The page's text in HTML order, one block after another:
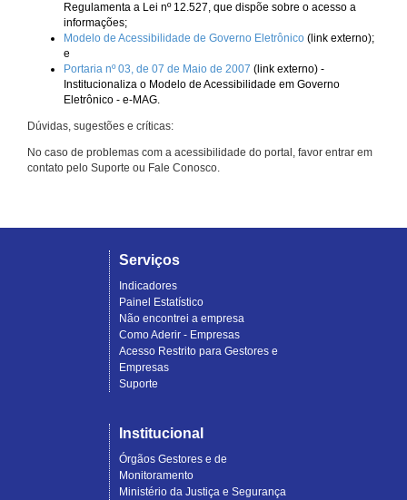
Regulamenta a Lei nº 12.527, que dispõe sobre o acesso a
informações;
Modelo de Acessibilidade de Governo Eletrônico (link externo);
e
Portaria nº 03, de 07 de Maio de 2007 (link externo) -
Institucionaliza o Modelo de Acessibilidade em Governo
Eletrônico - e-MAG.
Dúvidas, sugestões e críticas:
No caso de problemas com a acessibilidade do portal, favor entrar em
contato pelo Suporte ou Fale Conosco.
Serviços
Indicadores
Painel Estatístico
Não encontrei a empresa
Como Aderir - Empresas
Acesso Restrito para Gestores e
Empresas
Suporte
Institucional
Órgãos Gestores e de
Monitoramento
Ministério da Justiça e Segurança